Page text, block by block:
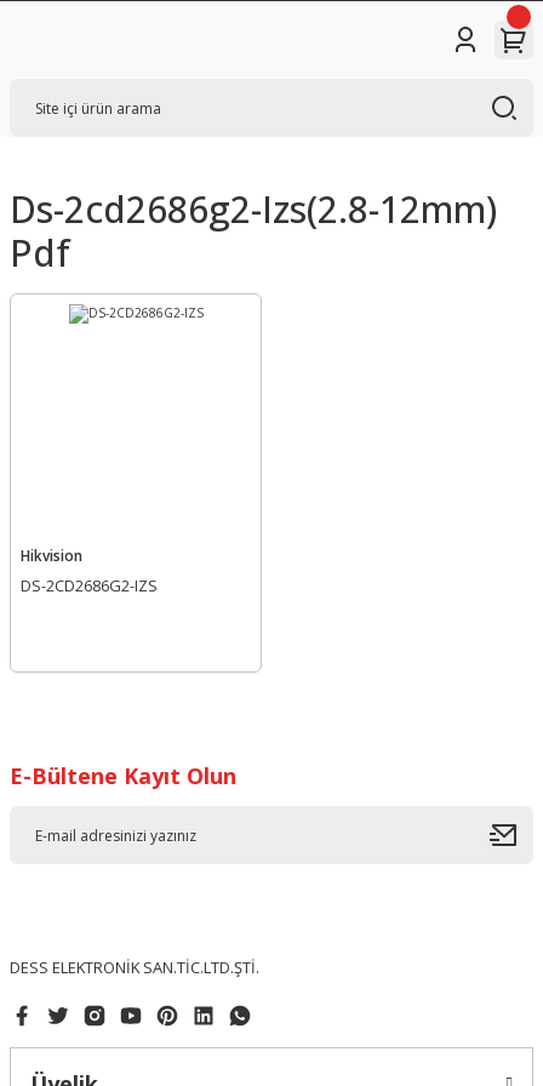
Ds-2cd2686g2-Izs(2.8-12mm)
Pdf
Hikvision
DS-2CD2686G2-IZS
E-Bültene Kayıt Olun
DESS ELEKTRONİK SAN.TİC.LTD.ŞTİ.